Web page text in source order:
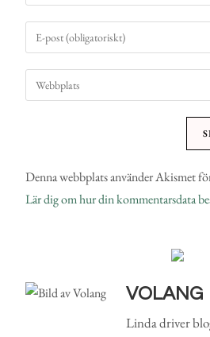
Denna webbplats använder Akismet
Lär dig om hur din kommentarsdata
VOLANG
Linda driver